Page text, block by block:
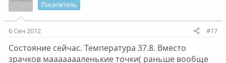
т
н
т
в
н
Посетитель
6 Сен 2012 #17
Состояние сейчас. Температура 37.8. Вместо
зрачков маааааааленькие точки( раньше вообще